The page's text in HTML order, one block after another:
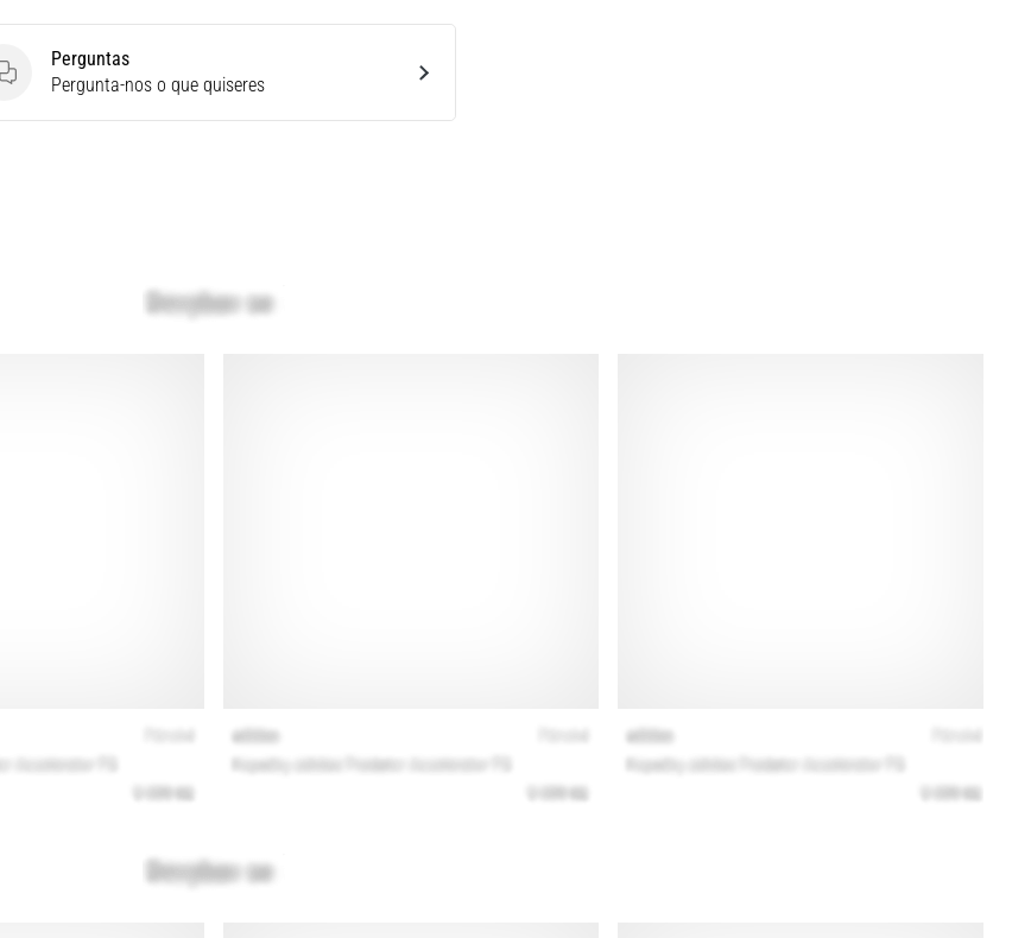
Perguntas
Perguntas
Pergunta-nos o que quiseres